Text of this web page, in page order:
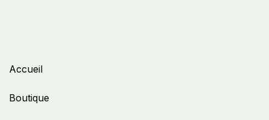
Accueil
Boutique